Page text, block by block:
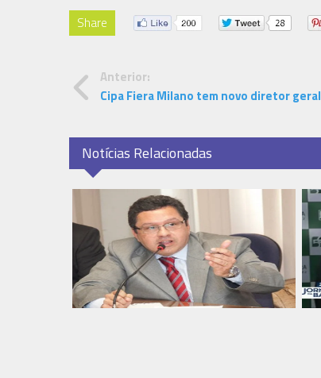
Share
Anterior:
Cipa Fiera Milano tem novo diretor geral
Notícias Relacionadas